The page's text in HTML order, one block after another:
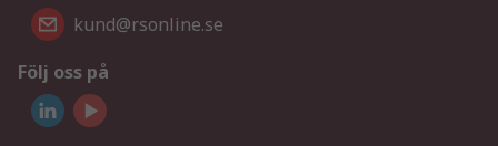
kund@rsonline.se
Följ oss på